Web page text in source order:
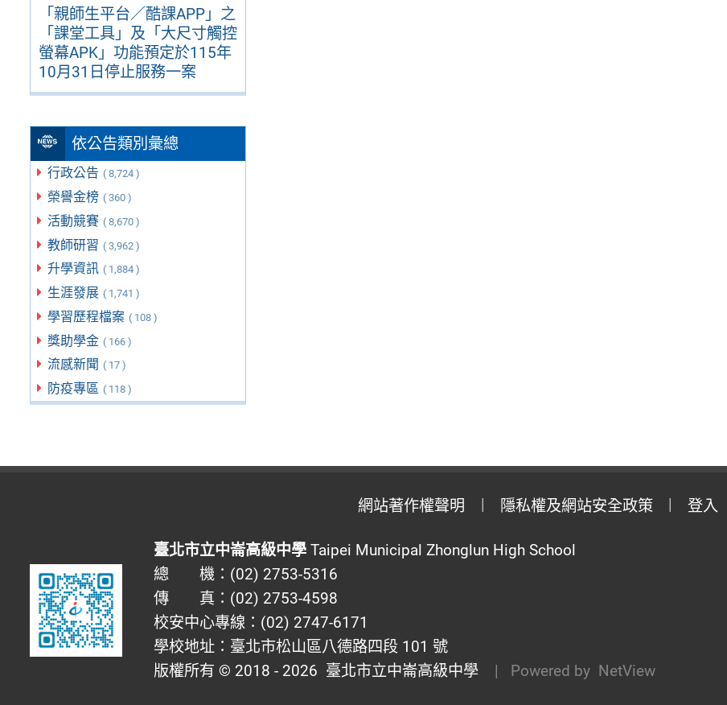
「親師生平台／酷課APP」之
「課堂工具」及「大尺寸觸控
螢幕APK」功能預定於115年
10月31日停止服務一案
依公告類別彙總
行政公告 ( 8,724 )
榮譽金榜 ( 360 )
活動競賽 ( 8,670 )
教師研習 ( 3,962 )
升學資訊 ( 1,884 )
生涯發展 ( 1,741 )
學習歷程檔案 ( 108 )
獎助學金 ( 166 )
流感新聞 ( 17 )
防疫專區 ( 118 )
網站著作權聲明 隱私權及網站安全政策 登入
臺北市立中崙高級中學Taipei Municipal Zhonglun High School
總 機：(02) 2753-5316
傳 真：(02) 2753-4598
校安中心專線：(02) 2747-6171
學校地址：臺北市松山區八德路四段 101 號
版權所有 © 2018 - 2026 臺北市立中崙高級中學 | Powered by NetView